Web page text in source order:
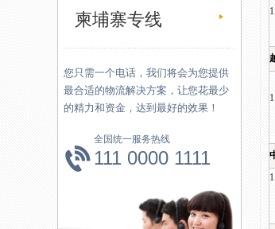
柬埔寨专线
您只需一个电话，我们将会为您提供
最合适的物流解决方案，让您花最少
的精力和资金，达到最好的效果！
全国统一服务热线
111 0000 1111